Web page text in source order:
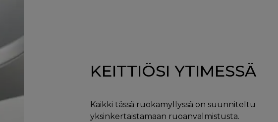
KEITTIÖSI YTIMESSÄ
Kaikki tässä ruokamyllyssä on suunniteltu
yksinkertaistamaan ruoanvalmistusta.